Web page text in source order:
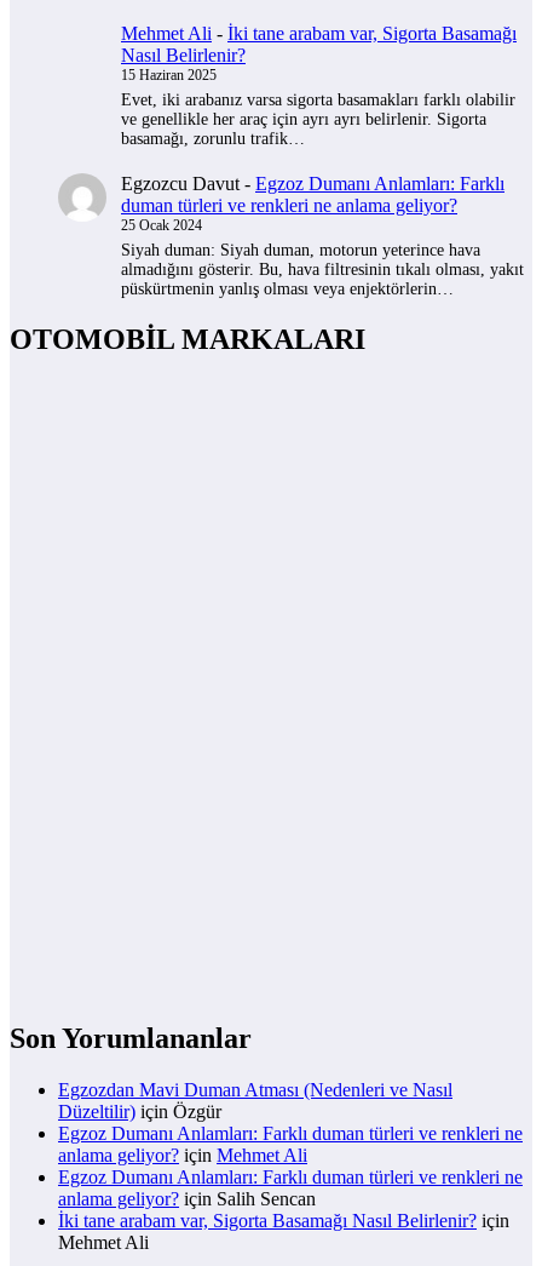
Mehmet Ali - İki tane arabam var, Sigorta Basamağı
Nasıl Belirlenir?
15 Haziran 2025
Evet, iki arabanız varsa sigorta basamakları farklı olabilir
ve genellikle her araç için ayrı ayrı belirlenir. Sigorta
basamağı, zorunlu trafik…
Egzozcu Davut - Egzoz Dumanı Anlamları: Farklı
duman türleri ve renkleri ne anlama geliyor?
25 Ocak 2024
Siyah duman: Siyah duman, motorun yeterince hava
almadığını gösterir. Bu, hava filtresinin tıkalı olması, yakıt
püskürtmenin yanlış olması veya enjektörlerin…
OTOMOBİL MARKALARI
Son Yorumlananlar
Egzozdan Mavi Duman Atması (Nedenleri ve Nasıl
Düzeltilir) için Özgür
Egzoz Dumanı Anlamları: Farklı duman türleri ve renkleri ne
anlama geliyor? için Mehmet Ali
Egzoz Dumanı Anlamları: Farklı duman türleri ve renkleri ne
anlama geliyor? için Salih Sencan
İki tane arabam var, Sigorta Basamağı Nasıl Belirlenir? için
Mehmet Ali